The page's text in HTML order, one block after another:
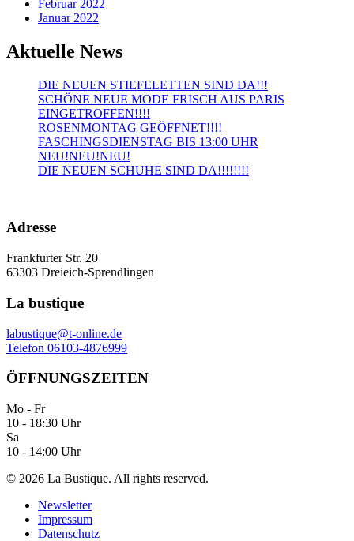
Februar 2022
Januar 2022
Aktuelle News
DIE NEUEN STIEFELETTEN SIND DA!!!
SCHÖNE NEUE MODE FRISCH AUS PARIS
EINGETROFFEN!!!!
ROSENMONTAG GEÖFFNET!!!!
FASCHINGSDIENSTAG BIS 13:00 UHR
NEU!NEU!NEU!
DIE NEUEN SCHUHE SIND DA!!!!!!!!
Adresse
Frankfurter Str. 20
63303 Dreieich-Sprendlingen
La bustique
labustique@t-online.de
Telefon 06103-4876999
ÖFFNUNGSZEITEN
Mo - Fr
10 - 18:30 Uhr
Sa
10 - 14:00 Uhr
© 2026 La Bustique. All rights reserved.
Newsletter
Impressum
Datenschutz